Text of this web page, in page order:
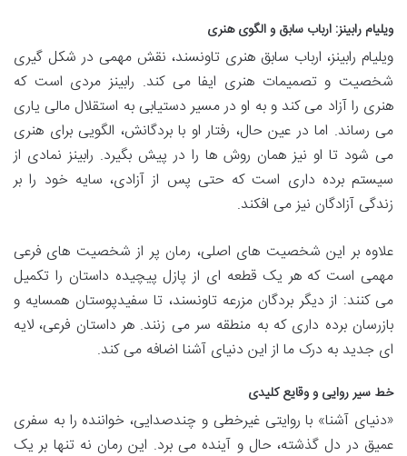
ویلیام رابینز: ارباب سابق و الگوی هنری
ویلیام رابینز، ارباب سابق هنری تاونسند، نقش مهمی در شکل گیری
شخصیت و تصمیمات هنری ایفا می کند. رابینز مردی است که
هنری را آزاد می کند و به او در مسیر دستیابی به استقلال مالی یاری
می رساند. اما در عین حال، رفتار او با بردگانش، الگویی برای هنری
می شود تا او نیز همان روش ها را در پیش بگیرد. رابینز نمادی از
سیستم برده داری است که حتی پس از آزادی، سایه خود را بر
زندگی آزادگان نیز می افکند.
علاوه بر این شخصیت های اصلی، رمان پر از شخصیت های فرعی
مهمی است که هر یک قطعه ای از پازل پیچیده داستان را تکمیل
می کنند: از دیگر بردگان مزرعه تاونسند، تا سفیدپوستان همسایه و
بازرسان برده داری که به منطقه سر می زنند. هر داستان فرعی، لایه
ای جدید به درک ما از این دنیای آشنا اضافه می کند.
خط سیر روایی و وقایع کلیدی
«دنیای آشنا» با روایتی غیرخطی و چندصدایی، خواننده را به سفری
عمیق در دل گذشته، حال و آینده می برد. این رمان نه تنها بر یک